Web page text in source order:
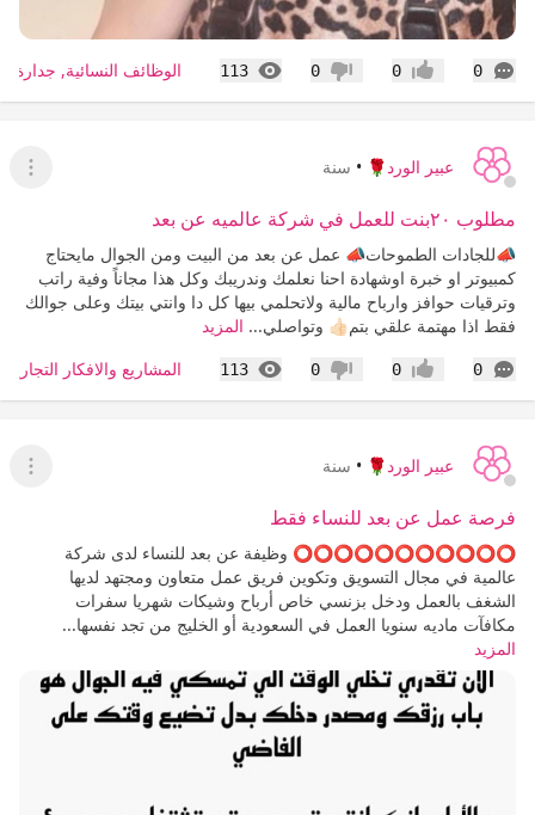
0
التعليقات إعجاب0 عدم إعجاب
0
113
المشاهدات الوظائف النسائية,
عبير الورد🌹 • سنة
عرض
مطلوب ٢٠بنت للعمل في شركة عالميه عن بعد
📣للجادات الطموحات📣 عمل عن بعد من البيت ومن الجوال مايحتاج
كمبيوتر او خبرة اوشهادة احنا نعلمك وندريبك وكل هذا مجاناً وفية راتب
وترقيات حوافز وارباح مالية ولاتحلمي بيها كل دا وانتي بيتك وعلى جوالك
فقط اذا مهتمة علقي بتم👍🏻 وتواصلي... المزيد
0
التعليقات إعجاب0 عدم إعجاب
0
113
المشاهدات المشاريع والافكار
عبير الورد🌹 • سنة
عرض
فرصة عمل عن بعد للنساء فقط
⭕️⭕️⭕️⭕️⭕️⭕️⭕️⭕️⭕️⭕️⭕️ وظيفة عن بعد للنساء لدى شركة
عالمية في مجال التسويق وتكوين فريق عمل متعاون ومجتهد لديها
الشغف بالعمل ودخل بزنسي خاص أرباح وشيكات شهريا سفرات
مكافآت ماديه سنويا العمل في السعودية أو الخليج من تجد نفسها...
المزيد